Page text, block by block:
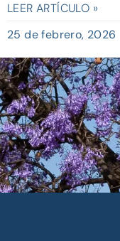
LEER ARTÍCULO »
25 de febrero, 2026